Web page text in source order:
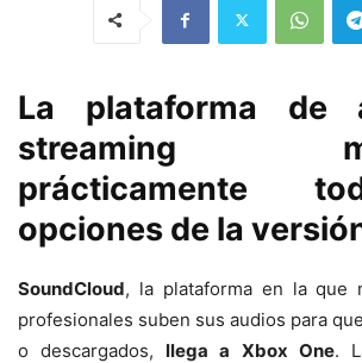
La plataforma de
streaming
prácticamente
opciones de la
SoundCloud, la plataforma en la que
profesionales suben sus audios para
o descargados,llega a Xbox One.